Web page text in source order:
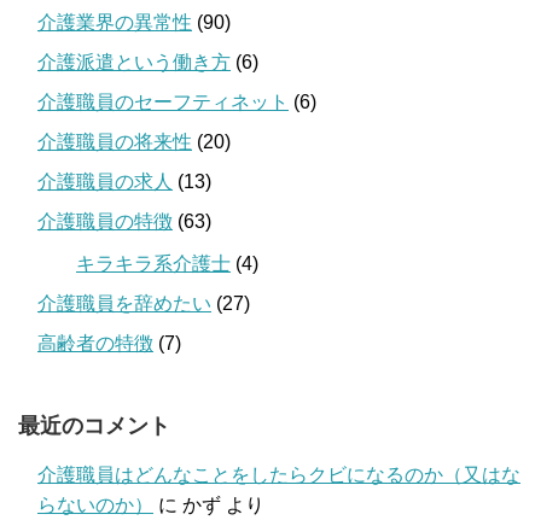
介護業界の異常性 (90)
介護派遣という働き方 (6)
介護職員のセーフティネット (6)
介護職員の将来性 (20)
介護職員の求人 (13)
介護職員の特徴 (63)
キラキラ系介護士 (4)
介護職員を辞めたい (27)
高齢者の特徴 (7)
最近のコメント
介護職員はどんなことをしたらクビになるのか（又はな
らないのか）
に かず より